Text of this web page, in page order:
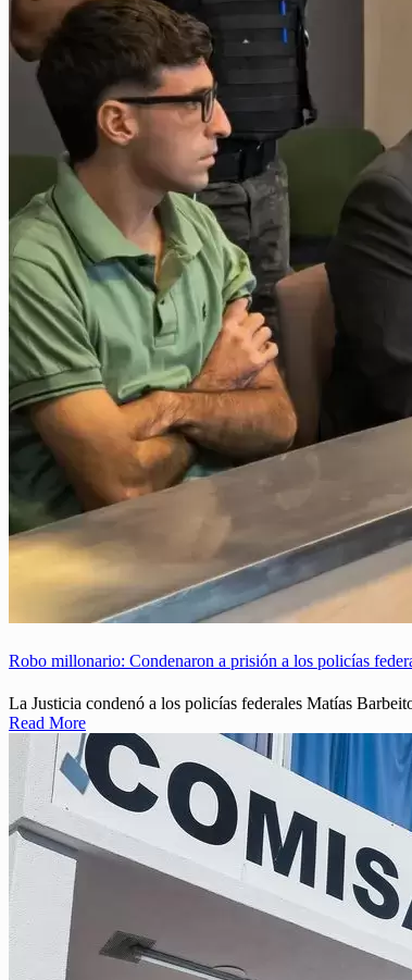
Robo millonario: Condenaron a prisión a los policías
La Justicia condenó a los policías federales Matías
Read More